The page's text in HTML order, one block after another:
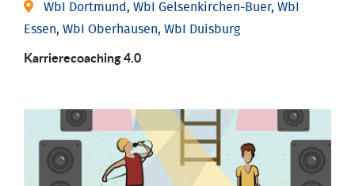
WbI Dortmund, WbI Gelsenkirchen-Buer, WbI
Essen, WbI Oberhausen, WbI Duisburg
Karriere­coaching 4.0